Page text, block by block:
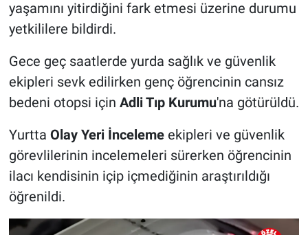
yaşamını yitirdiğini fark etmesi üzerine durumu
yetkililere bildirdi.
Gece geç saatlerde yurda sağlık ve güvenlik
ekipleri sevk edilirken genç öğrencinin cansız
bedeni otopsi için Adli Tıp Kurumu'na götürüldü.
Yurtta Olay Yeri İncelemeekipleri ve güvenlik
görevlilerinin incelemeleri sürerken öğrencinin
ilacı kendisinin içip içmediğinin araştırıldığı
öğrenildi.